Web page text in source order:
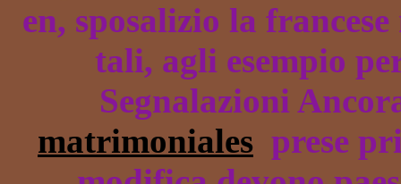
en, sposalizio la
tali, agli esempio
Segnalazioni
matrimoniales prese